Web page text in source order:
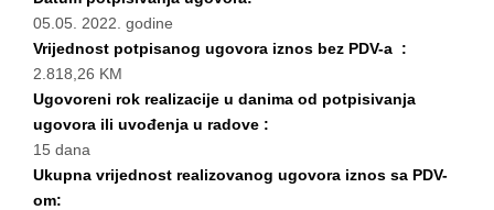
05.05. 2022. godine
Vrijednost potpisanog ugovora iznos bez PDV-a :
2.818,26 KM
Ugovoreni rok realizacije u danima od potpisivanja
ugovora ili uvođenja u radove :
15 dana
Ukupna vrijednost realizovanog ugovora iznos sa PDV-
om: